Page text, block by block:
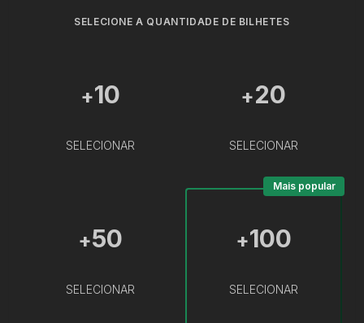
SELECIONE A QUANTIDADE DE BILHETES
+10
SELECIONAR
+20
SELECIONAR
+50
SELECIONAR
+100
SELECIONAR
Mais popular